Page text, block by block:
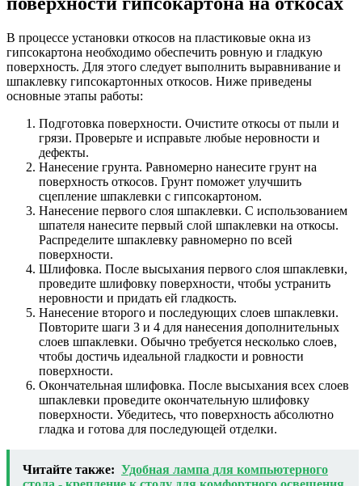
В процессе установки откосов на пластиковые окна из
гипсокартона необходимо обеспечить ровную и гладкую
поверхность. Для этого следует выполнить выравнивание и
шпаклевку гипсокартонных откосов. Ниже приведены
основные этапы работы:
Подготовка поверхности. Очистите откосы от пыли и
грязи. Проверьте и исправьте любые неровности и
дефекты.
Нанесение грунта. Равномерно нанесите грунт на
поверхность откосов. Грунт поможет улучшить
сцепление шпаклевки с гипсокартоном.
Нанесение первого слоя шпаклевки. С использованием
шпателя нанесите первый слой шпаклевки на откосы.
Распределите шпаклевку равномерно по всей
поверхности.
Шлифовка. После высыхания первого слоя шпаклевки,
проведите шлифовку поверхности, чтобы устранить
неровности и придать ей гладкость.
Нанесение второго и последующих слоев шпаклевки.
Повторите шаги 3 и 4 для нанесения дополнительных
слоев шпаклевки. Обычно требуется несколько слоев,
чтобы достичь идеальной гладкости и ровности
поверхности.
Окончательная шлифовка. После высыхания всех слоев
шпаклевки проведите окончательную шлифовку
поверхности. Убедитесь, что поверхность абсолютно
гладка и готова для последующей отделки.
Читайте также: Удобная лампа для компьютерного